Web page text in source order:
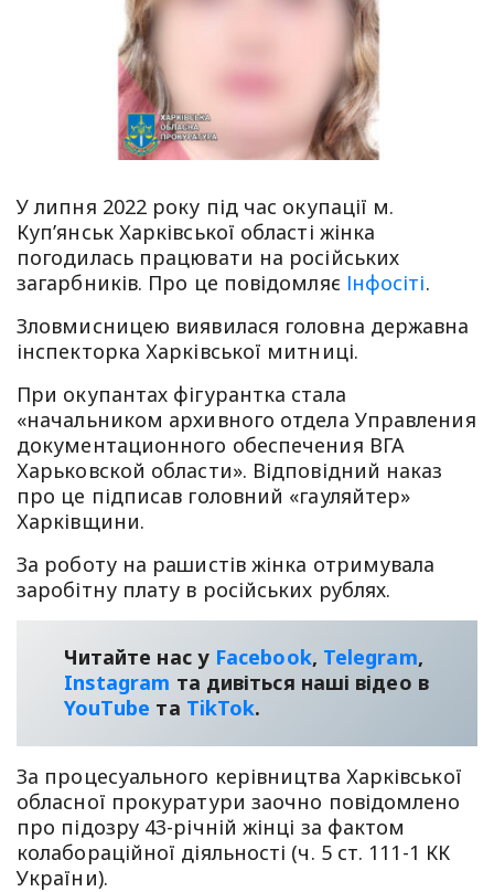
У липня 2022 року під час окупації м.
Купʼянськ Харківської області жінка
погодилась працювати на російських
загарбників. Про це повідомляє Інфосіті.
Зловмисницею виявилася головна державна
інспекторка Харківської митниці.
При окупантах фігурантка стала
«начальником архивного отдела Управления
документационного обеспечения ВГА
Харьковской области». Відповідний наказ
про це підписав головний «гауляйтер»
Харківщини.
За роботу на рашистів жінка отримувала
заробітну плату в російських рублях.
Читайте нас у Facebook, Telegram,
Instagram та дивіться наші відео в
YouТube та TikTok.
За процесуального керівництва Харківської
обласної прокуратури заочно повідомлено
про підозру 43-річній жінці за фактом
колабораційної діяльності (ч. 5 ст. 111-1 КК
України).